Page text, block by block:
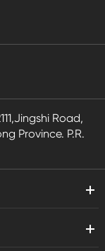
Road,
Province. P.R.